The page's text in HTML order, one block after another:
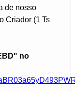
de nosso
Criador (1 Ts
no